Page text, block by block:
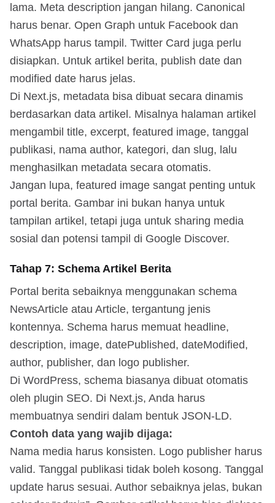
lama. Meta description jangan hilang. Canonical
harus benar. Open Graph untuk Facebook dan
WhatsApp harus tampil. Twitter Card juga perlu
disiapkan. Untuk artikel berita, publish date dan
modified date harus jelas.
Di Next.js, metadata bisa dibuat secara dinamis
berdasarkan data artikel. Misalnya halaman artikel
mengambil title, excerpt, featured image, tanggal
publikasi, nama author, kategori, dan slug, lalu
menghasilkan metadata secara otomatis.
Jangan lupa, featured image sangat penting untuk
portal berita. Gambar ini bukan hanya untuk
tampilan artikel, tetapi juga untuk sharing media
sosial dan potensi tampil di Google Discover.
Tahap 7: Schema Artikel Berita
Portal berita sebaiknya menggunakan schema
NewsArticle atau Article, tergantung jenis
kontennya. Schema harus memuat headline,
description, image, datePublished, dateModified,
author, publisher, dan logo publisher.
Di WordPress, schema biasanya dibuat otomatis
oleh plugin SEO. Di Next.js, Anda harus
membuatnya sendiri dalam bentuk JSON-LD.
Contoh data yang wajib dijaga:
Nama media harus konsisten. Logo publisher harus
valid. Tanggal publikasi tidak boleh kosong. Tanggal
update harus sesuai. Author sebaiknya jelas, bukan